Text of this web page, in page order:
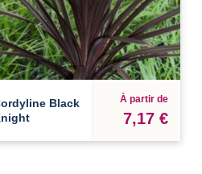
Black
À partir de
7,17 €